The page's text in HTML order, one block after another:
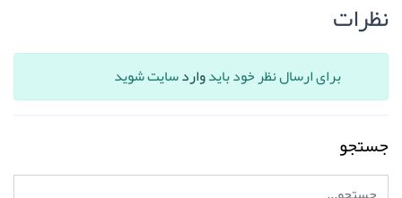
نظرات
برای ارسال نظر خود بایدواردسایت شوید
جستجو